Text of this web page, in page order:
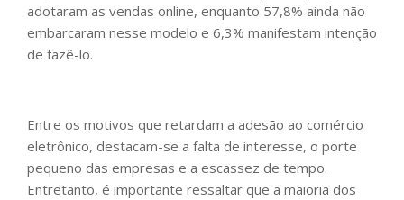
adotaram as vendas online, enquanto 57,8% ainda não
embarcaram nesse modelo e 6,3% manifestam intenção
de fazê-lo.
Entre os motivos que retardam a adesão ao comércio
eletrônico, destacam-se a falta de interesse, o porte
pequeno das empresas e a escassez de tempo.
Entretanto, é importante ressaltar que a maioria dos